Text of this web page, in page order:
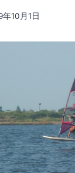
年10月1日